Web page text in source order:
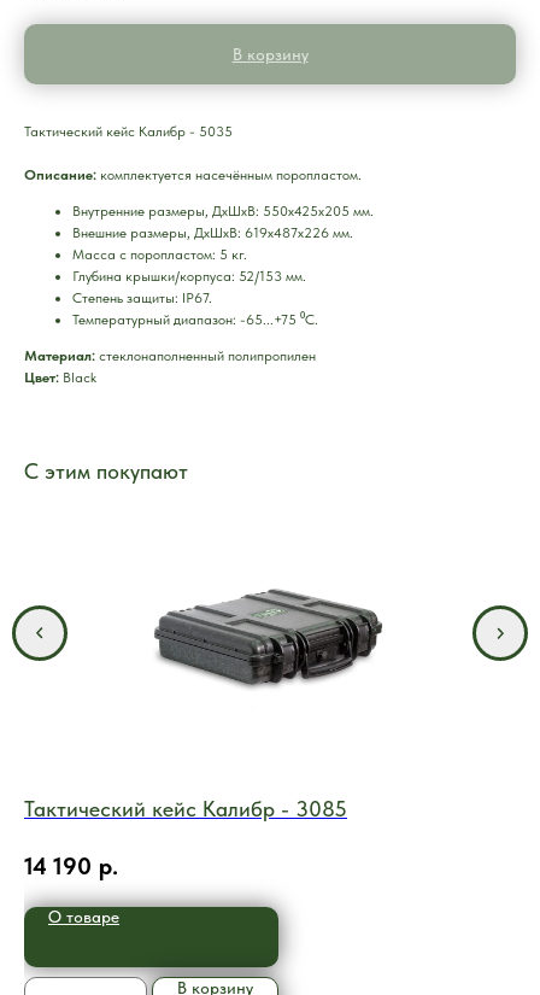
В корзину
Тактический кейс Калибр - 5035
Описание: комплектуется насечённым поропластом.
Внутренние размеры, ДхШхВ: 550х425х205 мм.
Внешние размеры, ДхШхВ: 619х487х226 мм.
Масса с поропластом: 5 кг.
Глубина крышки/корпуса: 52/153 мм.
Степень защиты: IP67.
Температурный диапазон: -65...+75 ⁰С.
Материал: стеклонаполненный полипропилен
Цвет: Black
С этим покупают
Тактический кейс Калибр - 3085
14 190 р.
О товаре
В корзину